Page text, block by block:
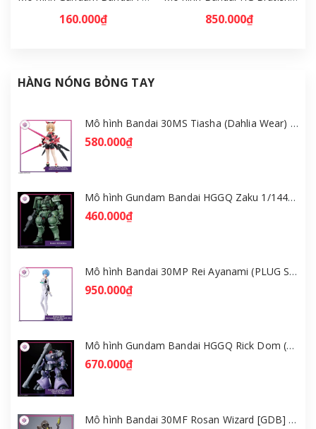
160.000₫ 850.000₫
HÀNG NÓNG BỎNG TAY
Mô hình Bandai 30MS Tiasha (Dahlia Wear) [Color B] [GDB] [30MS]
580.000₫
Mô hình Gundam Bandai HGGQ Zaku 1/144 – MSG GQuuuuuuX [GDB] [BHG]
460.000₫
Mô hình Bandai 30MP Rei Ayanami (PLUG SUIT Ver.) – Evangelion [GDB] [30MP]
950.000₫
Mô hình Gundam Bandai HGGQ Rick Dom (Gaia / Ortega) 1/144 [GDB] [BHG]
670.000₫
Mô hình Bandai 30MF Rosan Wizard [GDB] [30MF]